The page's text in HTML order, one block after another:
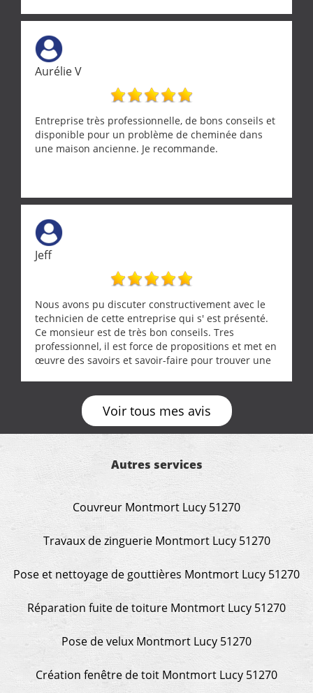
Aurélie V
Entreprise très professionnelle, de bons conseils et
disponible pour un problème de cheminée dans
une maison ancienne. Je recommande.
Jeff
Nous avons pu discuter constructivement avec le
technicien de cette entreprise qui s' est présenté.
Ce monsieur est de très bon conseils. Tres
professionnel, il est force de propositions et met en
œuvre des savoirs et savoir-faire pour trouver une
ne se trouve que chez les pationnés de leur métier.
Merci a ce monsieur pour sa disponibilité
Voir tous mes avis
Autres services
Couvreur Montmort Lucy 51270
Travaux de zinguerie Montmort Lucy 51270
Pose et nettoyage de gouttières Montmort Lucy 51270
Réparation fuite de toiture Montmort Lucy 51270
Pose de velux Montmort Lucy 51270
Création fenêtre de toit Montmort Lucy 51270